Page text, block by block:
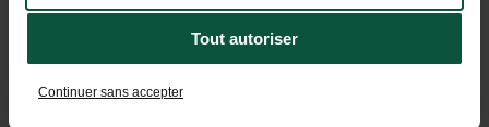
Tout autoriser
Continuer sans accepter
De regio ontdekken